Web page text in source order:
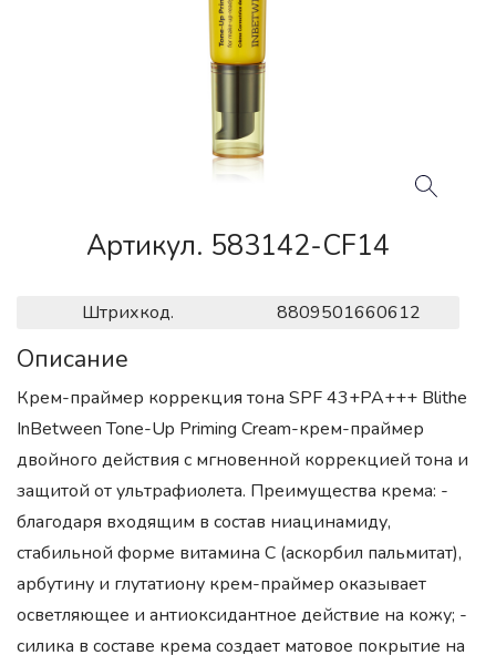
Артикул. 583142-CF14
Штрихкод. 8809501660612
Описание
Крем-праймер коррекция тона SPF 43+PA+++ Blithe
InBetween Tone-Up Priming Cream-крем-праймер
двойного действия с мгновенной коррекцией тона и
защитой от ультрафиолета. Преимущества крема: -
благодаря входящим в состав ниацинамиду,
стабильной форме витамина С (аскорбил пальмитат),
арбутину и глутатиону крем-праймер оказывает
осветляющее и антиоксидантное действие на кожу; -
cилика в составе крема создает матовое покрытие на